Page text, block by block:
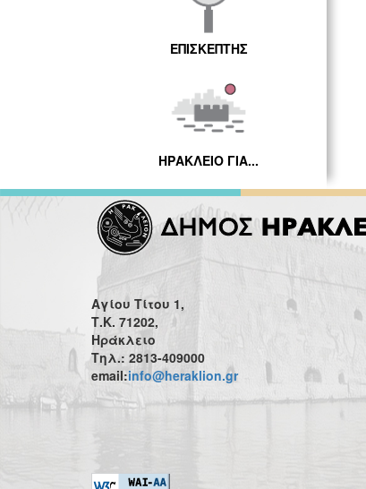
ΕΠΙΣΚΕΠΤΗΣ
ΗΡΑΚΛΕΙΟ ΓΙΑ...
Αγίου Τίτου 1,
Τ.Κ. 71202,
Ηράκλειο
Τηλ.: 2813-409000
email:info@heraklion.gr